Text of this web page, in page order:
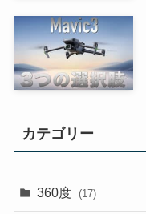
カテゴリー
360度 (17)